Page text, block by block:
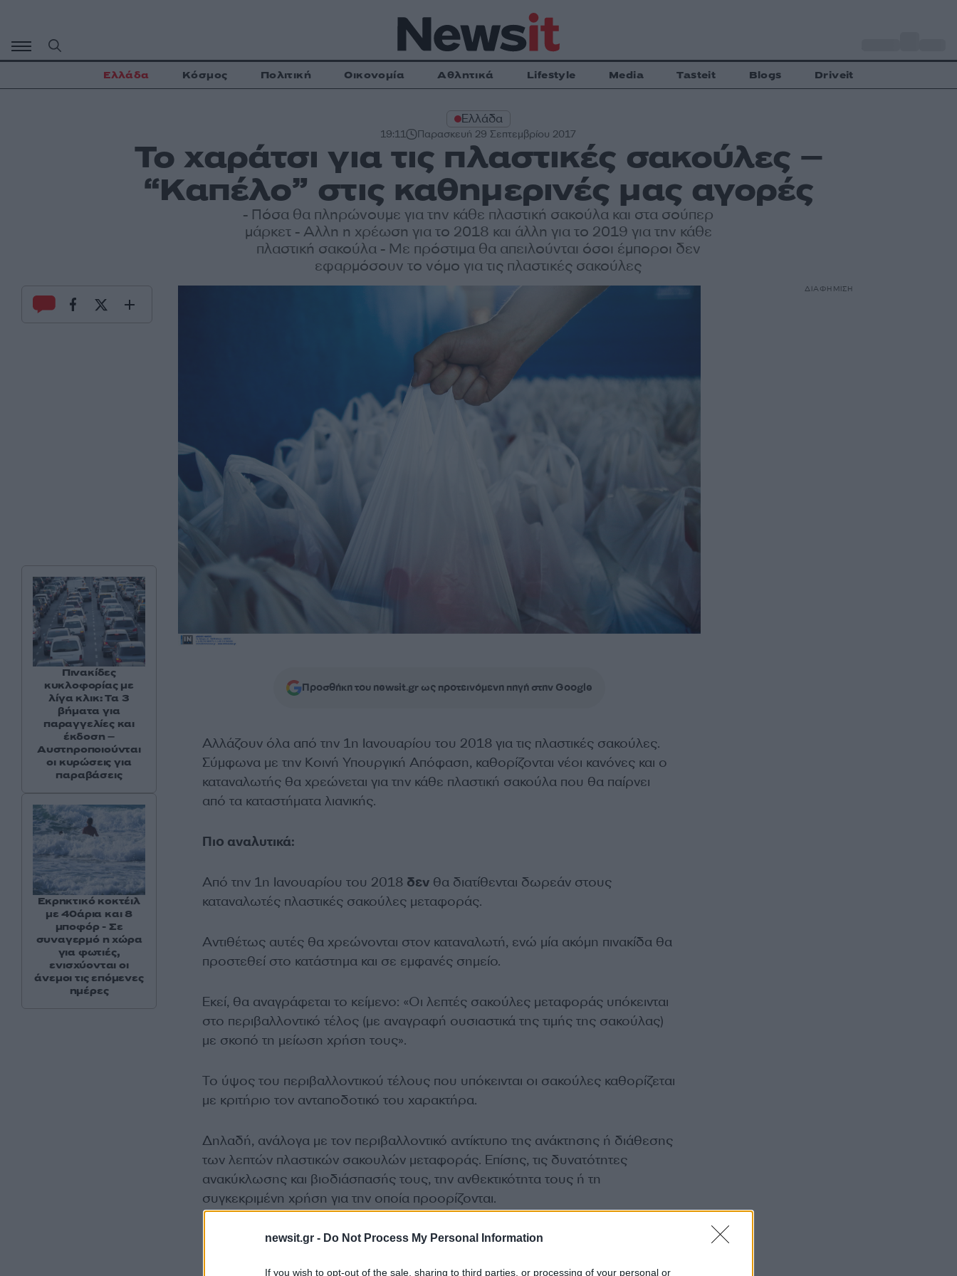
newsit.gr - Do Not Process My Personal Information
If you wish to opt-out of the sale, sharing to third parties, or processing of your personal or
περιεχόμενο
Ελλάδα Κόσμος Πολιτική Οικονομία Αθλητικά Lifestyle Media Tasteit Blogs Driveit
Ελλάδα
19:11 Παρασκευή 29 Σεπτεμβρίου 2017
Το χαράτσι για τις πλαστικές σακούλες –
“Καπέλο” στις καθημερινές μας αγορές
- Πόσα θα πληρώνουμε για την κάθε πλαστική σακούλα και στα σούπερ
μάρκετ - Αλλη η χρέωση για το 2018 και άλλη για το 2019 για την κάθε
πλαστική σακούλα - Με πρόστιμα θα απειλούνται όσοι έμποροι δεν
εφαρμόσουν το νόμο για τις πλαστικές σακούλες
Προσθήκη του newsit.gr ως προτεινόμενη πηγή στην Google
Αλλάζουν όλα από την 1η Ιανουαρίου του 2018 για τις πλαστικές σακούλες.
Σύμφωνα με την Κοινή Υπουργική Απόφαση, καθορίζονται νέοι κανόνες και ο
καταναλωτής θα χρεώνεται για την κάθε πλαστική σακούλα που θα παίρνει
από τα καταστήματα λιανικής.
Πιο αναλυτικά:
Από την 1η Ιανουαρίου του 2018 δενθα διατίθενται δωρεάν στους
καταναλωτές πλαστικές σακούλες μεταφοράς.
Αντιθέτως αυτές θα χρεώνονται στον καταναλωτή, ενώ μία ακόμη πινακίδα θα
προστεθεί στο κατάστημα και σε εμφανές σημείο.
Εκεί, θα αναγράφεται το κείμενο: «Οι λεπτές σακούλες μεταφοράς υπόκεινται
στο περιβαλλοντικό τέλος (με αναγραφή ουσιαστικά της τιμής της σακούλας)
με σκοπό τη μείωση χρήση τους».
Το ύψος του περιβαλλοντικού τέλους που υπόκεινται οι σακούλες καθορίζεται
με κριτήριο τον ανταποδοτικό του χαρακτήρα.
Δηλαδή, ανάλογα με τον περιβαλλοντικό αντίκτυπο της ανάκτησης ή διάθεσης
των λεπτών πλαστικών σακουλών μεταφοράς. Επίσης, τις δυνατότητες
ανακύκλωσης και βιοδιάσπασής τους, την ανθεκτικότητα τους ή τη
συγκεκριμένη χρήση για την οποία προορίζονται.
Πόσο θα κοστίζει η κάθε πλαστική σακούλα
Πινακίδες
κυκλοφορίας με
λίγα κλικ: Τα 3
βήματα για
παραγγελίες και
έκδοση –
Αυστηροποιούνται
οι κυρώσεις για
παραβάσεις
Εκρηκτικό κοκτέιλ
με 40άρια και 8
μποφόρ - Σε
συναγερμό η χώρα
για φωτιές,
ενισχύονται οι
άνεμοι τις επόμενες
ημέρες
ΔΙΑΦΗΜΙΣΗ